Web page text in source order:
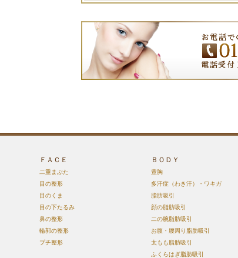
ＦＡＣＥ
二重まぶた
目の整形
目のくま
目の下たるみ
鼻の整形
輪郭の整形
プチ整形
ＢＯＤＹ
豊胸
多汗症（わき汗）・ワキガ
脂肪吸引
顔の脂肪吸引
二の腕脂肪吸引
お腹・腰周り脂肪吸引
太もも脂肪吸引
ふくらはぎ脂肪吸引